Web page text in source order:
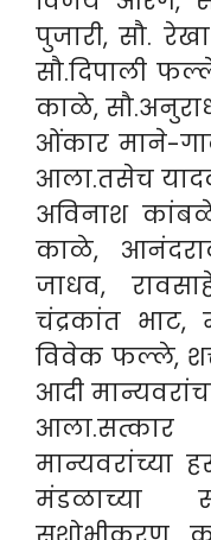
पुजारी, सौ.
सौ.दिपाली
काळे,
ओंकार माने-
आला.तसेच
अविनाश
काळे,
जाधव,
चंद्रकांत
विवेक फल्ले,
आदी
आला.सत्कार
मान्यवरांच्या
मंडळाच्या